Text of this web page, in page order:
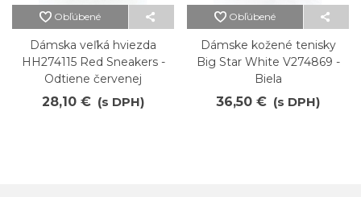
Obľúbené
Dámska veľká hviezda
HH274115 Red Sneakers -
Odtiene červenej
28,10 € (s DPH)
Obľúbené
Dámske kožené tenisky
Big Star White V274869 -
Biela
36,50 € (s DPH)